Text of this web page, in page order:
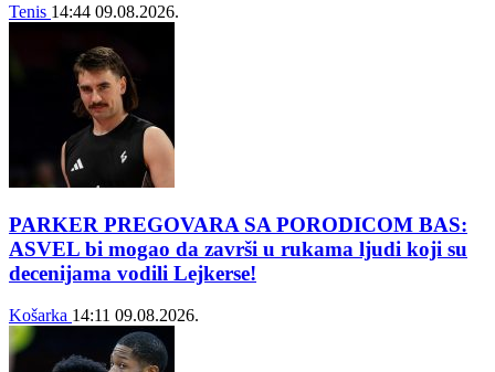
Tenis 14:44 09.08.2026.
PARKER PREGOVARA SA PORODICOM BAS:
ASVEL bi mogao da završi u rukama ljudi koji su
decenijama vodili Lejkerse!
Košarka 14:11 09.08.2026.